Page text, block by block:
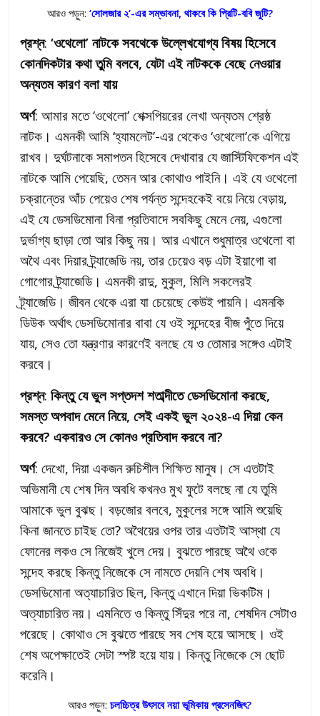
আরও পড়ুন: ‘সোলজার ২’-এর সম্ভাবনা, থাকবে কি প্রিটি-ববি জুটি?
প্রশ্ন:‘ওথেলো’ নাটকে সবথেকে উল্লেখযোগ্য বিষয় হিসেবে
কোনদিকটার কথা তুমি বলবে, যেটা এই নাটককে বেছে নেওয়ার
অন্যতম কারণ বলা যায়
অর্ণ: আমার মতে ‘ওথেলো’ শেক্সপিয়রের লেখা অন্যতম শ্রেষ্ঠ
নাটক। এমনকী আমি ‘হ্যামলেট’-এর থেকেও ‘ওথেলো’কে এগিয়ে
রাখব। দুর্ঘটনাকে সমাপতন হিসেবে দেখাবার যে জাস্টিফিকেশন এই
নাটকে আমি পেয়েছি, তেমন আর কোথাও পাইনি। এই যে ওথেলো
চক্রান্তের আঁচ পেয়েও শেষ পর্যন্ত সন্দেহকেই বয়ে নিয়ে বেড়ায়,
এই যে ডেসডিমোনা বিনা প্রতিবাদে সবকিছু মেনে নেয়, এগুলো
দুর্ভাগ্য ছাড়া তো আর কিছু নয়। আর এখানে শুধুমাত্র ওথেলো বা
অথৈ এবং দিয়ার ট্র্যাজেডি নয়, তার চেয়েও বড় এটা ইয়াগো বা
গোগোর ট্র্যাজেডি। এমনকী রাদু, মুকুল, মিলি সকলেরই
ট্র্যাজেডি। জীবন থেকে এরা যা চেয়েছে কেউই পায়নি। এমনকি
ডিউক অর্থাৎ ডেসডিমোনার বাবা যে ওই সন্দেহের বীজ পুঁতে দিয়ে
যায়, সেও তো যন্ত্রণার কারণেই বলছে যে ও তোমার সঙ্গেও এটাই
করবে।
প্রশ্ন:কিন্তু যে ভুল সপ্তদশ শতাব্দীতে ডেসডিমোনা করছে,
সমস্ত অপবাদ মেনে নিয়ে, সেই একই ভুল ২০২৪-এ দিয়া কেন
করবে? একবারও সে কোনও প্রতিবাদ করবে না?
অর্ণ: দেখো, দিয়া একজন রুচিশীল শিক্ষিত মানুষ। সে এতটাই
অভিমানী যে শেষ দিন অবধি কখনও মুখ ফুটে বলছে না যে তুমি
আমাকে ভুল বুঝছ। বড়জোর বলবে, মুকুলের সঙ্গে আমি শুয়েছি
কিনা জানতে চাইছ তো? অথৈয়ের ওপর তার এতটাই আস্থা যে
ফোনের লকও সে নিজেই খুলে দেয়। বুঝতে পারছে অথৈ ওকে
সন্দেহ করছে কিন্তু নিজেকে সে নামতে দেয়নি শেষ অবধি।
ডেসডিমোনা অত্যাচারিত ছিল, কিন্তু এখানে দিয়া ভিকটিম।
অত্যাচারিত নয়। এমনিতে ও কিন্তু সিঁদুর পরে না, শেষদিন সেটাও
পরেছে। কোথাও সে বুঝতে পারছে সব শেষ হয়ে আসছে। ওই
শেষ অপেক্ষাতেই সেটা স্পষ্ট হয়ে যায়। কিন্তু নিজেকে সে ছোট
করেনি।
আরও পড়ুন:চলচ্চিত্র উৎসবে নয়া ভূমিকায় প্রসেনজিৎ?